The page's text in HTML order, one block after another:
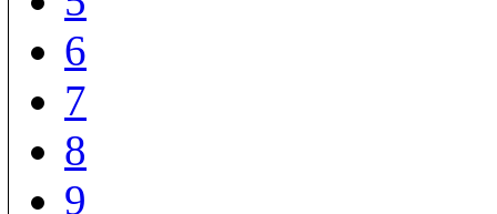
6
7
8
9